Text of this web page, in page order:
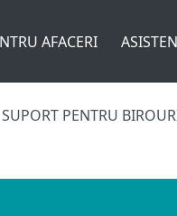
AFACERI
SUPORT PENTRU